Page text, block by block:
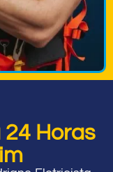
Horas